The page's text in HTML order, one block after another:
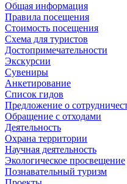
Общая информация
Правила посещения
Стоимость посещения
Схема для туристов
Достопримечательности
Экскурсии
Сувениры
Анкетирование
Список гидов
Предложение о
Обращение с отходами
Деятельность
Охрана территории
Научная деятельность
Экологическое просвещение
Познавательный туризм